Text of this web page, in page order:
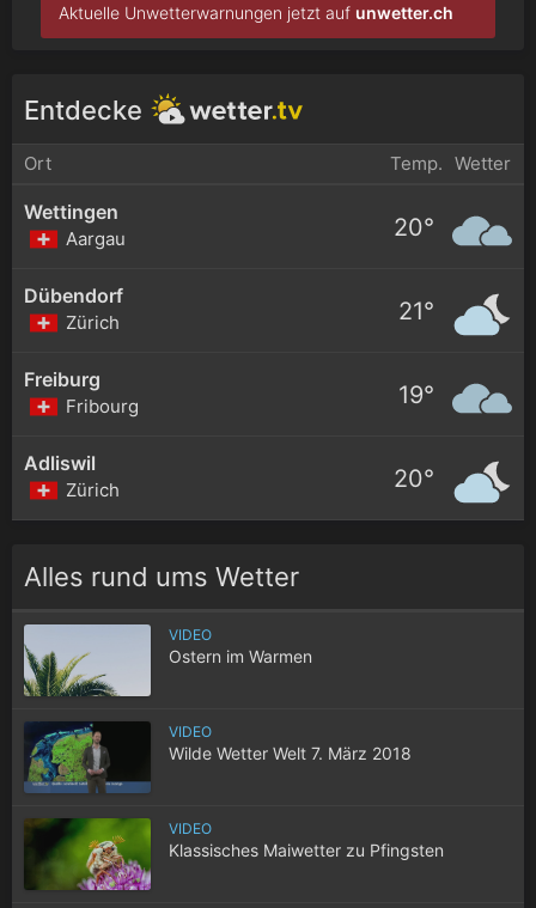
Aktuelle Unwetterwarnungen jetzt auf unwetter.ch
Entdecke
Ort Temp. Wetter
Wettingen
Aargau 20°
Dübendorf
Zürich 21°
Freiburg
Fribourg 19°
Adliswil
Zürich 20°
Alles rund ums Wetter
VIDEO
Ostern im Warmen
VIDEO
Wilde Wetter Welt 7. März 2018
VIDEO
Klassisches Maiwetter zu Pfingsten